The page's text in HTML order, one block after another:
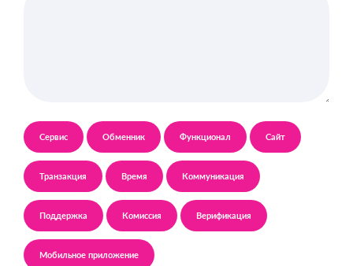
Сервис Обменник Функционал Сайт
Транзакция Время Коммуникация
Поддержка Комиссия Верификация
Мобильное приложение